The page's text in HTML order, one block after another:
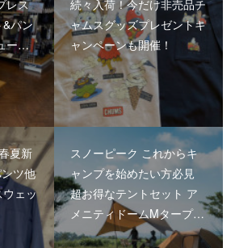
レス
パン
ー…
続々入荷！今だけ非売品チ
ャムスグッズプレゼントキ
ャンペーンも開催！
夏新
ツ他
ェッ
スノーピーク これからキ
ャンプを始めたい方必見
超お得なテントセット ア
メニティドームMタープ…